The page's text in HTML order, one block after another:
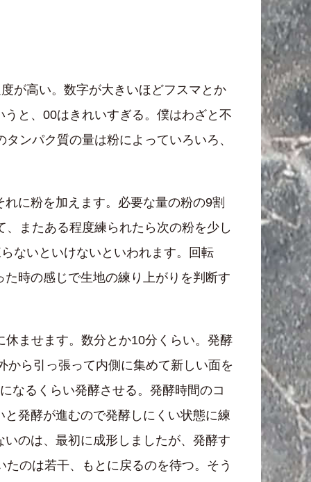
が高い。数字が大きいほどフスマとか
と、00はきれいすぎる。僕はわざと不
ンパク質の量は粉によっていろいろ、
に粉を加えます。必要な量の粉の9割
またある程度練られたら次の粉を少し
ないといけないといわれます。回転
時の感じで生地の練り上がりを判断す
ませます。数分とか10分くらい。発酵
ら引っ張って内側に集めて新しい面を
なるくらい発酵させる。発酵時間のコ
発酵が進むので発酵しにくい状態に練
のは、最初に成形しましたが、発酵す
のは若干、もとに戻るのを待つ。そう